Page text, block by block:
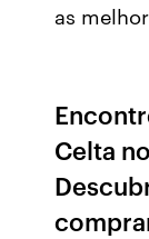
as
Celta